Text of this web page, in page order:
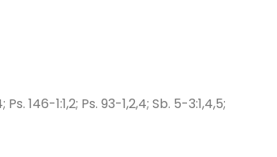
Ps. 146-1:1,2; Ps. 93-1,2,4; Sb. 5-3:1,4,5;